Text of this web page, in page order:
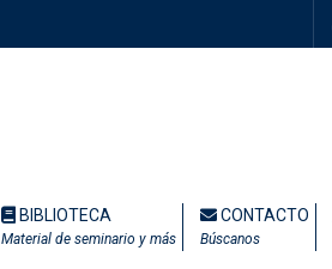
BIBLIOTECA
Material de seminario y más
CONTACTO
Búscanos